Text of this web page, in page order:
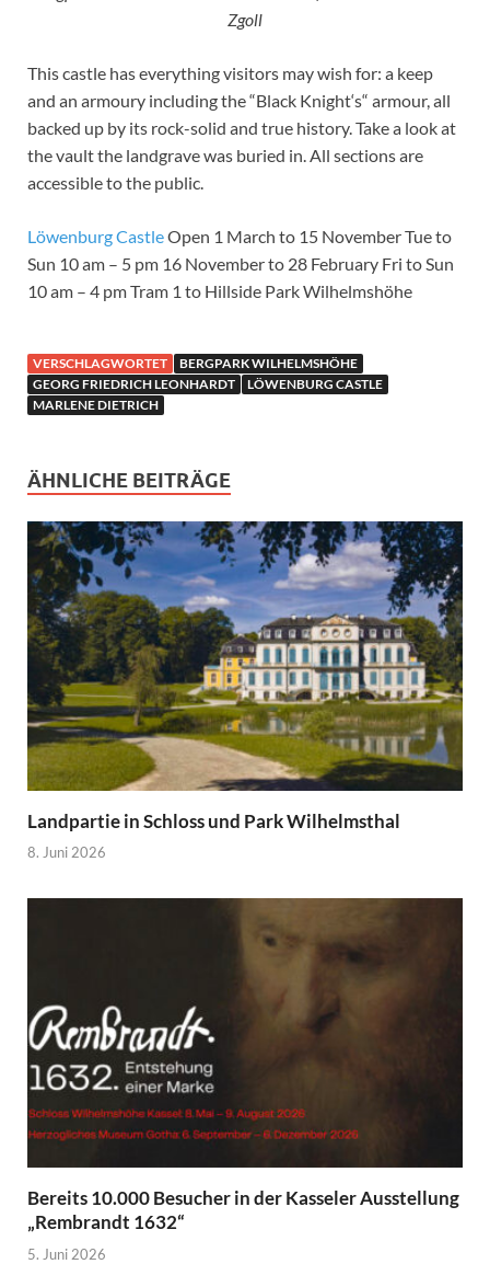
Zgoll
This castle has everything visitors may wish for: a keep
and an armoury including the “Black Knight‘s“ armour, all
backed up by its rock-solid and true history. Take a look at
the vault the landgrave was buried in. All sections are
accessible to the public.
Löwenburg CastleOpen 1 March to 15 November Tue to
Sun 10 am – 5 pm 16 November to 28 February Fri to Sun
10 am – 4 pm Tram 1 to Hillside Park Wilhelmshöhe
VERSCHLAGWORTET
BERGPARK WILHELMSHÖHE
GEORG FRIEDRICH LEONHARDT
LÖWENBURG CASTLE
MARLENE DIETRICH
ÄHNLICHE BEITRÄGE
Landpartie in Schloss und Park Wilhelmsthal
8. Juni 2026
Bereits 10.000 Besucher in der Kasseler Ausstellung
„Rembrandt 1632“
5. Juni 2026